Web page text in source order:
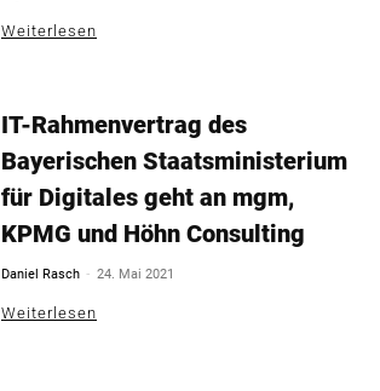
Weiterlesen
IT-Rahmenvertrag des
Bayerischen Staatsministerium
für Digitales geht an mgm,
KPMG und Höhn Consulting
Daniel Rasch - 24. Mai 2021
Weiterlesen